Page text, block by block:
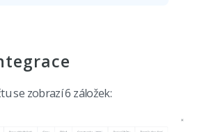
se zobrazí 6 záložek: